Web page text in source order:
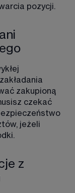
pozycji.
zakupioną
czekać
jeżeli
z